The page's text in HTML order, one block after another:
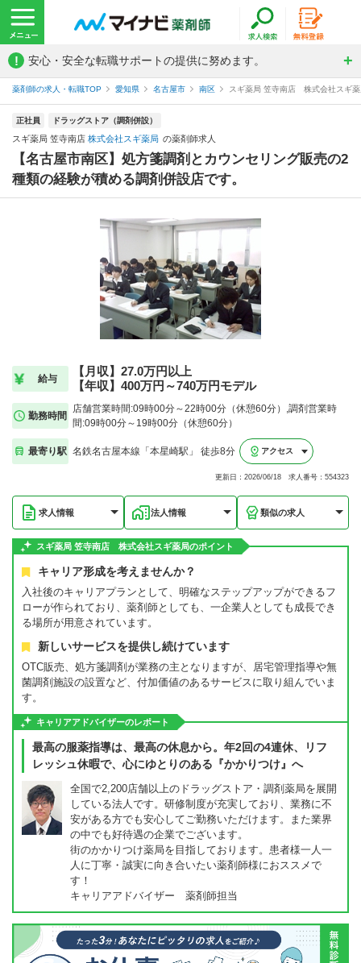
! 安心・安全な転職サポートの提供に努めます。
薬剤師の求人・転職TOP 愛知県 名古屋市 南区 スギ薬局 笠寺南店 株式会社スギ
正社員 ドラッグストア（調剤併設）
スギ薬局 笠寺南店 株式会社スギ薬局 の薬剤師求人
【名古屋市南区】処方箋調剤とカウンセリング販売の2
種類の経験が積める調剤併設店です。
給与
【月収】27.0万円以上
【年収】400万円～740万円モデル
勤務時間
店舗営業時間:09時00分～22時00分（休憩60分）,調剤営業時
間:09時00分～19時00分（休憩60分）
最寄り駅 名鉄名古屋本線「本星崎駅」 徒歩8分 アクセス
更新日：2026/06/18 求人番号：554323
求人情報 法人情報 類似の求人
スギ薬局 笠寺南店 株式会社スギ薬局のポイント
キャリア形成を考えませんか？
入社後のキャリアプランとして、明確なステップアップができるフ
ローが作られており、薬剤師としても、一企業人としても成長でき
る場所が用意されています。
新しいサービスを提供し続けています
OTC販売、処方箋調剤が業務の主となりますが、居宅管理指導や無
菌調剤施設の設置など、付加価値のあるサービスに取り組んでいま
す。
キャリアアドバイザーのレポート
最高の服薬指導は、最高の休息から。年2回の4連休、リフ
レッシュ休暇で、心にゆとりのある『かかりつけ』へ
全国で2,200店舗以上のドラッグストア・調剤薬局を展開
している法人です。研修制度が充実しており、業務に不
安がある方でも安心してご勤務いただけます。また業界
の中でも好待遇の企業でございます。
街のかかりつけ薬局を目指しております。患者様一人一
人に丁寧・誠実に向き合いたい薬剤師様におススメで
す！
キャリアアドバイザー 薬剤師担当